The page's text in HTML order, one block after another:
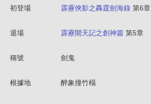
初登場 霹靂俠影之轟霆劍海錄 第6章
退場 霹靂開天記之創神篇 第5章
稱號 劍鬼
根據地 醉象撞竹榻